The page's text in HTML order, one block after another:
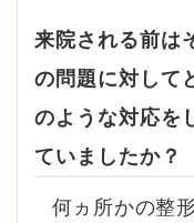
来院される前は
の問題に対して
のような対応を
ていましたか？
何ヵ所かの整